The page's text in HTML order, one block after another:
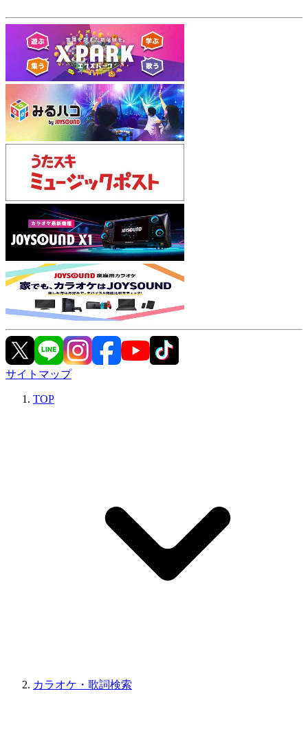
サイトマップ
TOP
カラオケ・歌詞検索